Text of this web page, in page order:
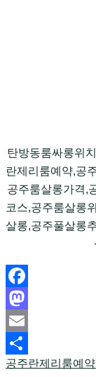
탄방동룸싸롱위
란제리룸예약,공
공주룸살롱가격,
코스,공주룸살롱
살롱,공주풀살롱
Facebook
Mastodon
Email
Share
공주란제리룸예약